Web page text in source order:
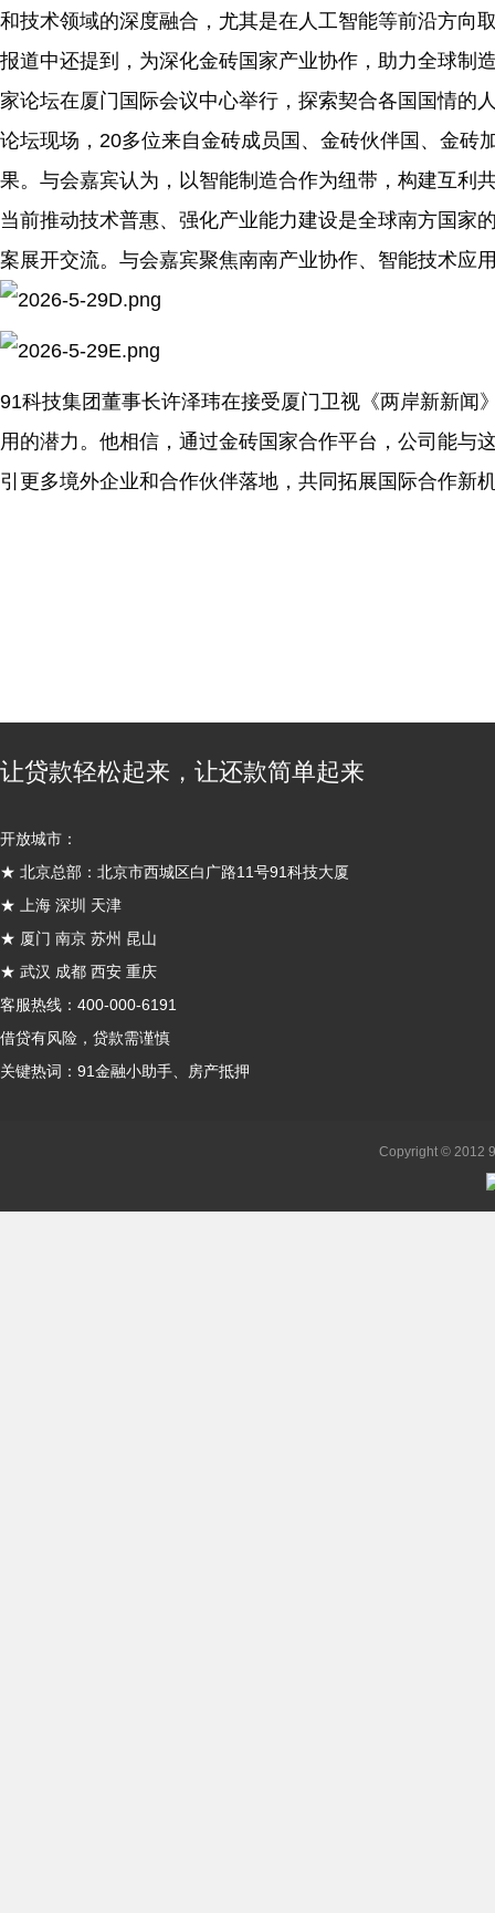
和技术领域的深度融合，尤其是在人工智能等前沿方向
报道中还提到，为深化金砖国家产业协作，助力全球制
家论坛在厦门国际会议中心举行，探索契合各国国情的
论坛现场，20多位来自金砖成员国、金砖伙伴国、金砖
果。与会嘉宾认为，以智能制造合作为纽带，构建互利
当前推动技术普惠、强化产业能力建设是全球南方国家
案展开交流。与会嘉宾聚焦南南产业协作、智能技术应
91科技集团董事长许泽玮在接受厦门卫视《两岸新新闻
用的潜力。他相信，通过金砖国家合作平台，公司能与
引更多境外企业和合作伙伴落地，共同拓展国际合作新
让贷款轻松起来，让还款简单起来
开放城市：
★ 北京总部：北京市西城区白广路11号91科技大厦
★ 上海 深圳 天津
★ 厦门 南京 苏州 昆山
★ 武汉 成都 西安 重庆
客服热线：400-000-6191
借贷有风险，贷款需谨慎
关键热词： 91金融小助手 、房产抵押
Copyright © 2012